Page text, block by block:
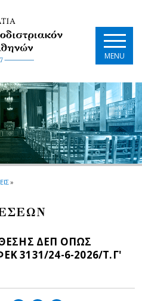
MENU
»
ΔΕΠ ΟΠΩΣ
3131/24-6-2026/Τ.Γ'